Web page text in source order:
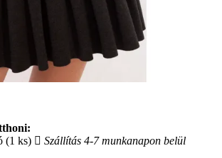
(1 ks)
Szállítás 4-7 munkanapon belül